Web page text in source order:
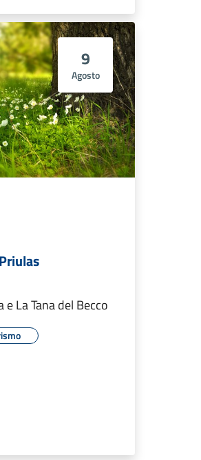
9
Agosto
La Tana del Becco